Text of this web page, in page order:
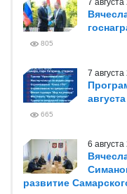
7
805
7
665
6
развитие